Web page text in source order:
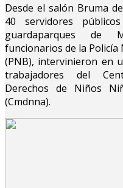
Desde el salón Bruma
40 servidores
guardaparques de
funcionarios de la Policía
(PNB), intervinieron en
trabajadores del
Derechos de Niños
(Cmdnna).